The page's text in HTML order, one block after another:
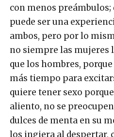
con menos preámbulos;
puede ser una
ambos, pero por lo
no siempre las mujeres
que los hombres,
más tiempo para
quiere tener sexo
aliento, no se
dulces de menta en su
los ingiera al despertar,